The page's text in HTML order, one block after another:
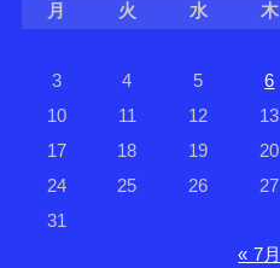
月
火 水 木
3
4 5 6
10
11 12 13
17
18 19 20
24
25 26 27
31
« 7月